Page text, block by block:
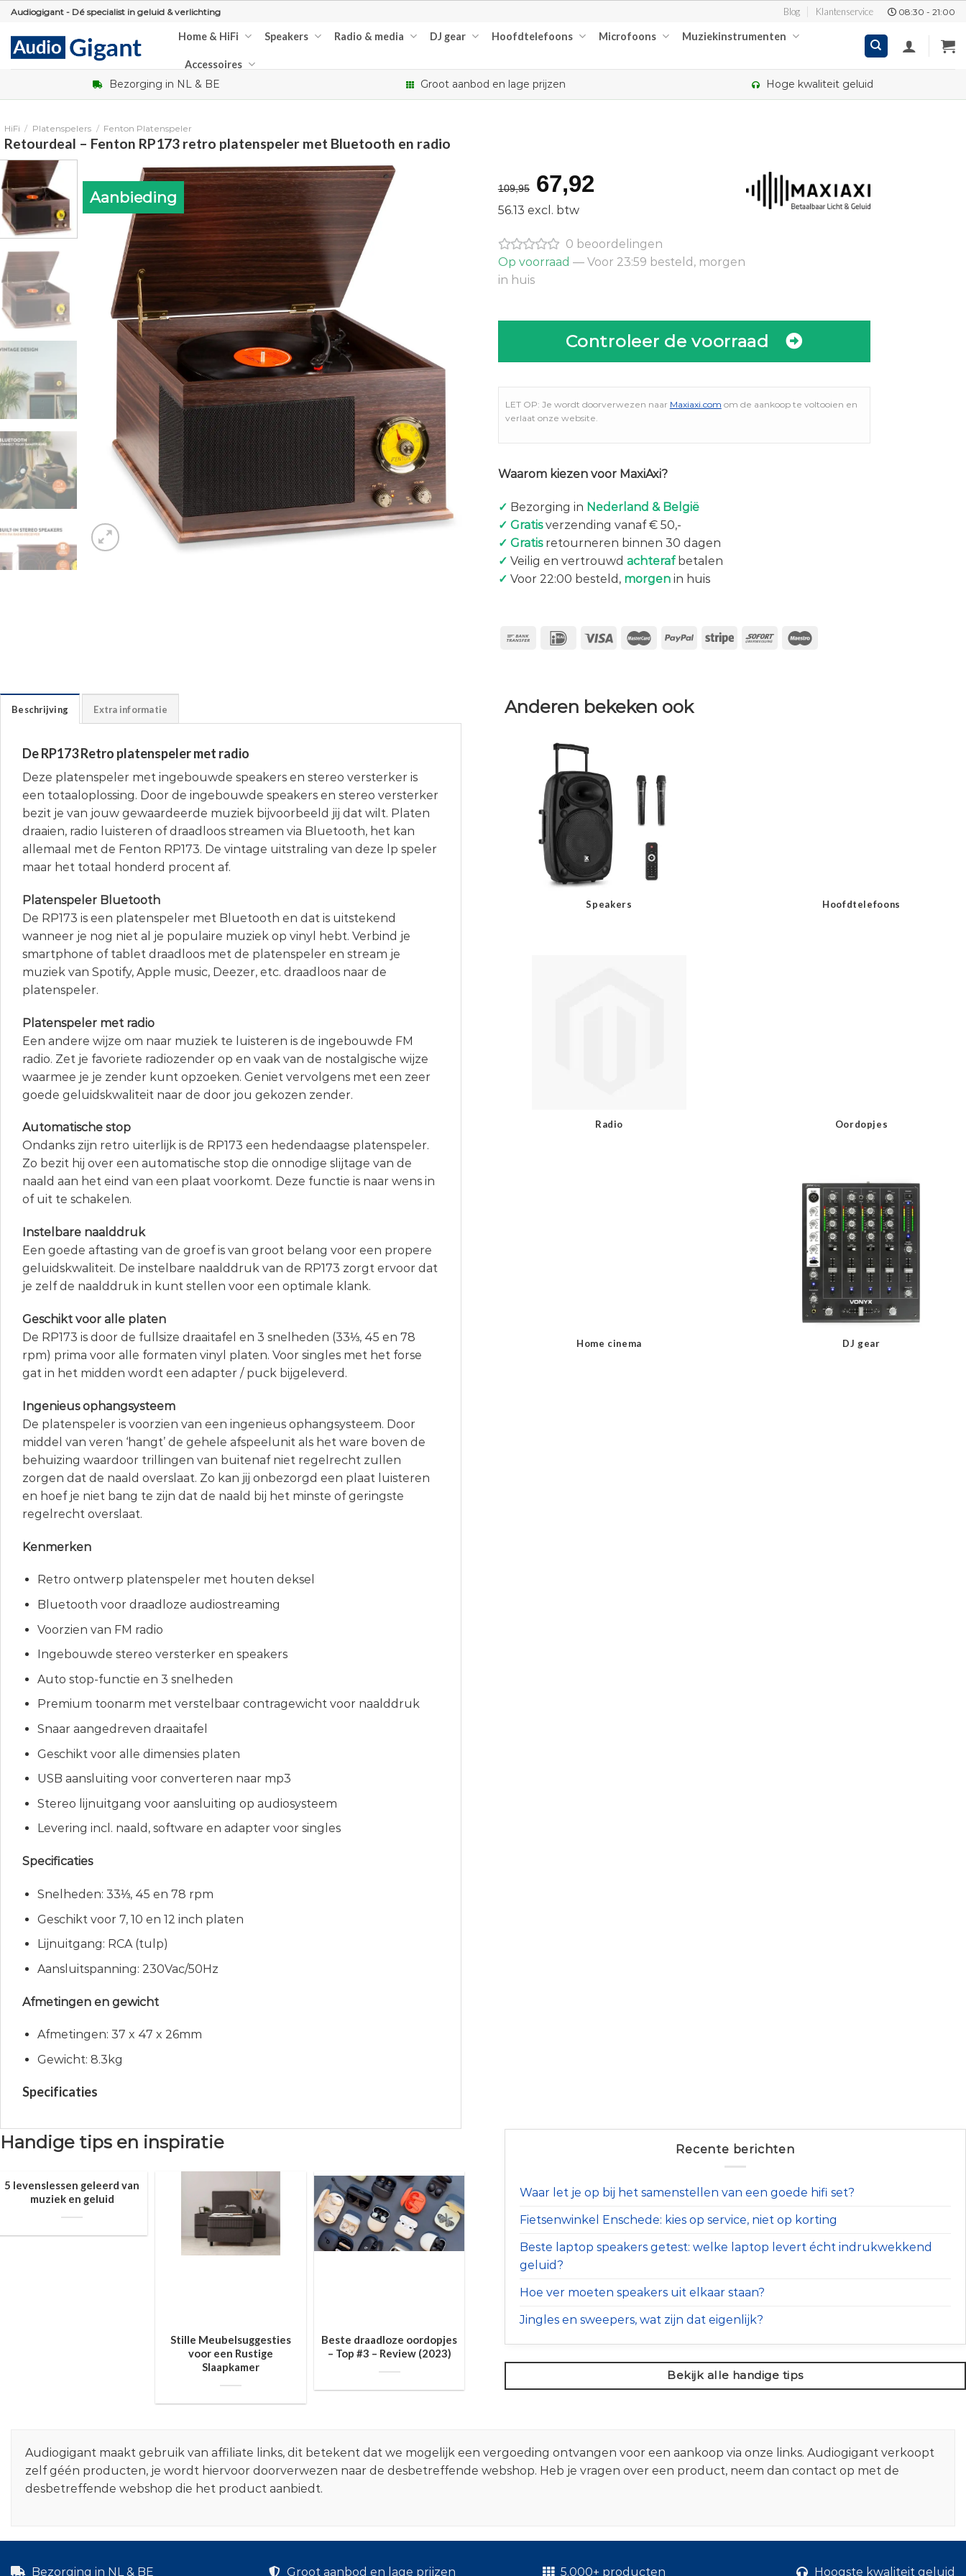
Skip
content
Audiogigant - Dé specialist in geluid & verlichting Blog Klantenservice 08:30 - 21:00
Home & HiFi Speakers Radio & media DJ gear Hoofdtelefoons Microfoons Muziekinstrumenten
Accessoires
Bezorging in NL & BE Groot aanbod en lage prijzen Hoge kwaliteit geluid
HiFi / Platenspelers / Fenton Platenspeler
Retourdeal – Fenton RP173 retro platenspeler met Bluetooth en radio
Aanbieding 109,95
Oorspronkelijke
prijs
was:
€109,95.
67,92Huidige
€67,92.
56.13 excl. btw
0 beoordelingen
Op voorraad — Voor 23:59 besteld, morgen
in huis
Controleer de voorraad
LET OP: Je wordt doorverwezen naar Maxiaxi.com om de aankoop te voltooien en
verlaat onze website.
Waarom kiezen voor MaxiAxi?
✓ Bezorging in Nederland & België
✓ Gratisverzending vanaf € 50,-
✓ Gratisretourneren binnen 30 dagen
✓ Veilig en vertrouwd achterafbetalen
✓ Voor 22:00 besteld, morgenin huis
Beschrijving Extra informatie
De RP173 Retro platenspeler met radio
Deze platenspeler met ingebouwde speakers en stereo versterker is
een totaaloplossing. Door de ingebouwde speakers en stereo versterker
bezit je van jouw gewaardeerde muziek bijvoorbeeld jij dat wilt. Platen
draaien, radio luisteren of draadloos streamen via Bluetooth, het kan
allemaal met de Fenton RP173. De vintage uitstraling van deze lp speler
maar het totaal honderd procent af.
Platenspeler Bluetooth
De RP173 is een platenspeler met Bluetooth en dat is uitstekend
wanneer je nog niet al je populaire muziek op vinyl hebt. Verbind je
smartphone of tablet draadloos met de platenspeler en stream je
muziek van Spotify, Apple music, Deezer, etc. draadloos naar de
platenspeler.
Platenspeler met radio
Een andere wijze om naar muziek te luisteren is de ingebouwde FM
radio. Zet je favoriete radiozender op en vaak van de nostalgische wijze
waarmee je je zender kunt opzoeken. Geniet vervolgens met een zeer
goede geluidskwaliteit naar de door jou gekozen zender.
Automatische stop
Ondanks zijn retro uiterlijk is de RP173 een hedendaagse platenspeler.
Zo bezit hij over een automatische stop die onnodige slijtage van de
naald aan het eind van een plaat voorkomt. Deze functie is naar wens in
of uit te schakelen.
Instelbare naalddruk
Een goede aftasting van de groef is van groot belang voor een propere
geluidskwaliteit. De instelbare naalddruk van de RP173 zorgt ervoor dat
je zelf de naalddruk in kunt stellen voor een optimale klank.
Geschikt voor alle platen
De RP173 is door de fullsize draaitafel en 3 snelheden (33⅓, 45 en 78
rpm) prima voor alle formaten vinyl platen. Voor singles met het forse
gat in het midden wordt een adapter / puck bijgeleverd.
Ingenieus ophangsysteem
De platenspeler is voorzien van een ingenieus ophangsysteem. Door
middel van veren ‘hangt’ de gehele afspeelunit als het ware boven de
behuizing waardoor trillingen van buitenaf niet regelrecht zullen
zorgen dat de naald overslaat. Zo kan jij onbezorgd een plaat luisteren
en hoef je niet bang te zijn dat de naald bij het minste of geringste
regelrecht overslaat.
Kenmerken
Retro ontwerp platenspeler met houten deksel
Bluetooth voor draadloze audiostreaming
Voorzien van FM radio
Ingebouwde stereo versterker en speakers
Auto stop-functie en 3 snelheden
Premium toonarm met verstelbaar contragewicht voor naalddruk
Snaar aangedreven draaitafel
Geschikt voor alle dimensies platen
USB aansluiting voor converteren naar mp3
Stereo lijnuitgang voor aansluiting op audiosysteem
Levering incl. naald, software en adapter voor singles
Specificaties
Snelheden: 33⅓, 45 en 78 rpm
Geschikt voor 7, 10 en 12 inch platen
Lijnuitgang: RCA (tulp)
Aansluitspanning: 230Vac/50Hz
Afmetingen en gewicht
Afmetingen: 37 x 47 x 26mm
Gewicht: 8.3kg
Specificaties
Anderen bekeken ook
Speakers Hoofdtelefoons
Radio Oordopjes
Home cinema DJ gear
Handige tips en inspiratie
5 levenslessen geleerd van
muziek en geluid
Stille Meubelsuggesties
voor een Rustige
Slaapkamer
Beste draadloze oordopjes
– Top #3 – Review (2023)
Recente berichten
Waar let je op bij het samenstellen van een goede hifi set?
Fietsenwinkel Enschede: kies op service, niet op korting
Beste laptop speakers getest: welke laptop levert écht indrukwekkend
geluid?
Hoe ver moeten speakers uit elkaar staan?
Jingles en sweepers, wat zijn dat eigenlijk?
Bekijk alle handige tips
Audiogigant maakt gebruik van affiliate links, dit betekent dat we mogelijk een vergoeding ontvangen voor een aankoop via onze links. Audiogigant verkoopt
zelf géén producten, je wordt hiervoor doorverwezen naar de desbetreffende webshop. Heb je vragen over een product, neem dan contact op met de
desbetreffende webshop die het product aanbiedt.
Bezorging in NL & BE Groot aanbod en lage prijzen 5.000+ producten Hoogste kwaliteit geluid